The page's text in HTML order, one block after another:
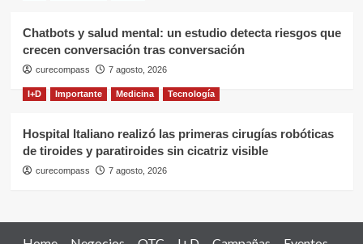
Chatbots y salud mental: un estudio detecta riesgos que
crecen conversación tras conversación
curecompass 7 agosto, 2026
I+D Importante Medicina Tecnología
Hospital Italiano realizó las primeras cirugías robóticas
de tiroides y paratiroides sin cicatriz visible
curecompass 7 agosto, 2026